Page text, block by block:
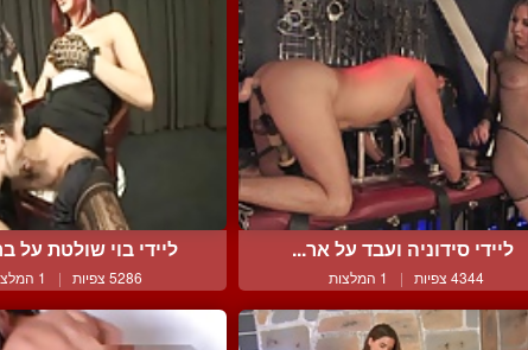
ליידי סידוניה ועבד על אר...
4344 צפיות | 1 המלצות
ליידי בוי שולטת על
5286 צפיות | 1 המלצות